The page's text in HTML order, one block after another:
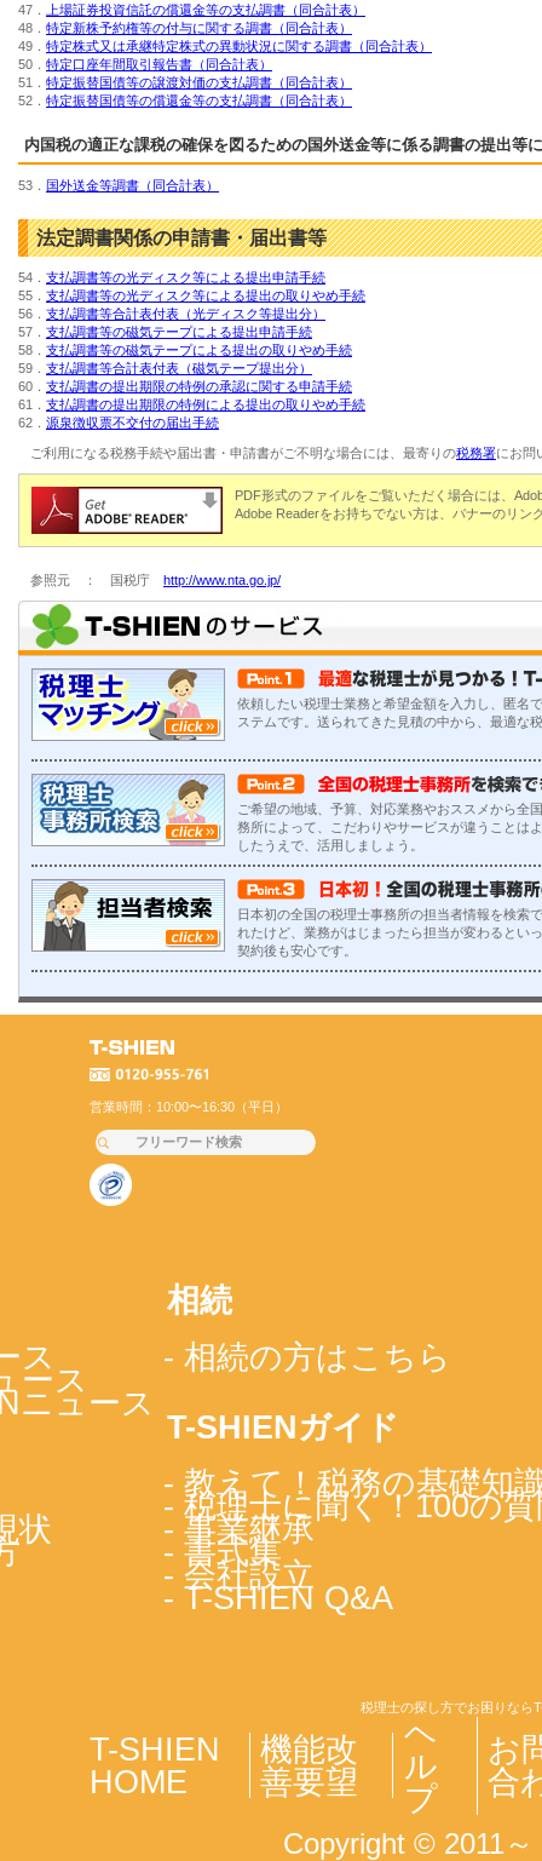
47．
上場証券投資信託の償還金等の支払調書（同合計表）
48． 特定新株予約権等の付与に関する調書（同合計表）
49． 特定株式又は承継特定株式の異動状況に関する調書（同合計表）
50． 特定口座年間取引報告書（同合計表）
51． 特定振替国債等の譲渡対価の支払調書（同合計表）
52． 特定振替国債等の償還金等の支払調書（同合計表）
内国税の適正な課税の確保を図るための国外送金等に係る調書の提出等
53． 国外送金等調書（同合計表）
法定調書関係の申請書・届出書等
54． 支払調書等の光ディスク等による提出申請手続
55． 支払調書等の光ディスク等による提出の取りやめ手続
56． 支払調書等合計表付表（光ディスク等提出分）
57． 支払調書等の磁気テープによる提出申請手続
58． 支払調書等の磁気テープによる提出の取りやめ手続
59． 支払調書等合計表付表（磁気テープ提出分）
60． 支払調書の提出期限の特例の承認に関する申請手続
61． 支払調書の提出期限の特例による提出の取りやめ手続
62． 源泉徴収票不交付の届出手続
ご利用になる税務手続や届出書・申請書がご不明な場合には、最寄りの税務署にお問
PDF形式のファイルをご覧いただく場合には、
Adobe Readerをお持ちでない方は、バナーのリン
参照元 ： 国税庁 http://www.nta.go.jp/
依頼したい税理士業務と希望金額を入力し、匿名
ステムです。送られてきた見積の中から、最適な
ご希望の地域、予算、対応業務やおススメから全
務所によって、こだわりやサービスが違うことは
したうえで、活用しましょう。
日本初の全国の税理士事務所の担当者情報を検索
れたけど、業務がはじまったら担当が変わるとい
契約後も安心です。
営業時間：10:00〜16:30（平日）
ス
ース
ニュース
状
相続
- 相続の方はこちら
T-SHIENガイド
- 教えて！税務の基礎知
- 税理士に聞く！100の
- 事業継承
- 書式集
- 会社設立
- T-SHIEN Q&A
税理士の探し方でお困りなら
T-SHIEN
HOME
機能改
善要望
ヘ
ル
プ
お
合
Copyright © 2011